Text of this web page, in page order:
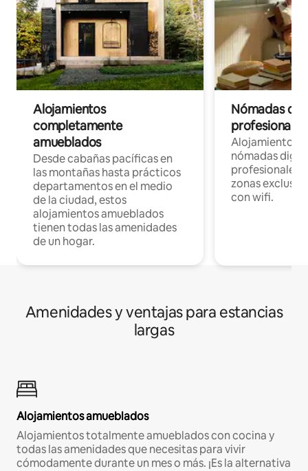
Alojamientos
completamente
amueblados
Desde cabañas pacíficas en
las montañas hasta prácticos
departamentos en el medio
de la ciudad, estos
alojamientos amueblados
tienen todas las amenidades
de un hogar.
Nómadas
Alojamientos
nómadas
profesionales
zonas
con wifi.
Amenidades y ventajas para estancias
largas
Alojamientos amueblados
Alojamientos totalmente amueblados con cocina y
todas las amenidades que necesitas para vivir
cómodamente durante un mes o más. ¡Es la alternativa